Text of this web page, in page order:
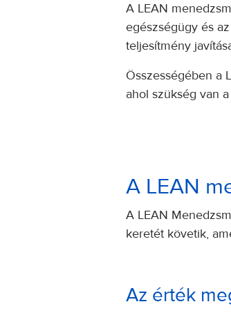
A LEAN
egészségügy és
teljesítmény
Összességében a
ahol szükség van
A LEAN
A LEAN
keretét követik,
Az érték